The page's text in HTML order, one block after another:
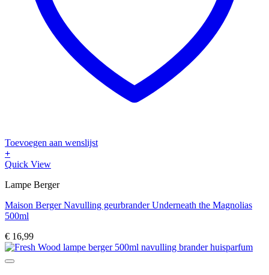
Toevoegen aan wenslijst
+
Quick View
Lampe Berger
Maison Berger Navulling geurbrander Underneath the Magnolias
500ml
€ 16,99